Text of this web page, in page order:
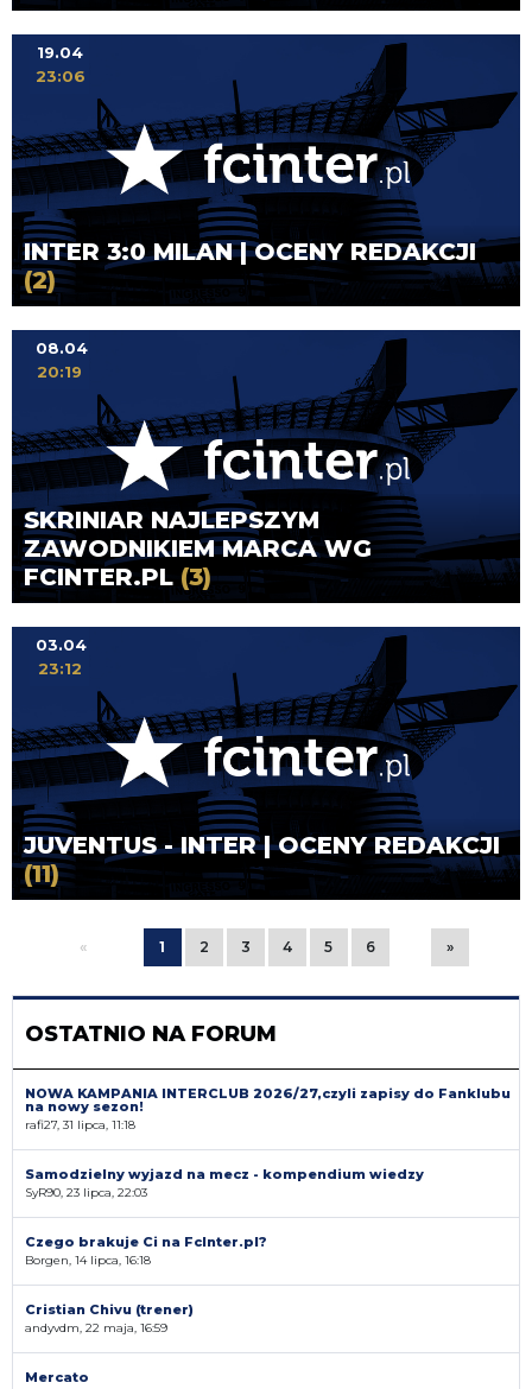
INTER 3:0 MILAN | OCENY REDAKCJI
(2)
19.04
23:06
SKRINIAR NAJLEPSZYM
ZAWODNIKIEM MARCA WG
FCINTER.PL (3)
08.04
20:19
JUVENTUS - INTER | OCENY REDAKCJI
(11)
03.04
23:12
« 1 2 3 4 5 6 »
OSTATNIO NA FORUM
NOWA KAMPANIA INTERCLUB 2026/27,czyli zapisy do Fanklubu
na nowy sezon!
rafi27, 31 lipca, 11:18
Samodzielny wyjazd na mecz - kompendium wiedzy
SyR90, 23 lipca, 22:03
Czego brakuje Ci na FcInter.pl?
Borgen, 14 lipca, 16:18
Cristian Chivu (trener)
andyvdm, 22 maja, 16:59
Mercato